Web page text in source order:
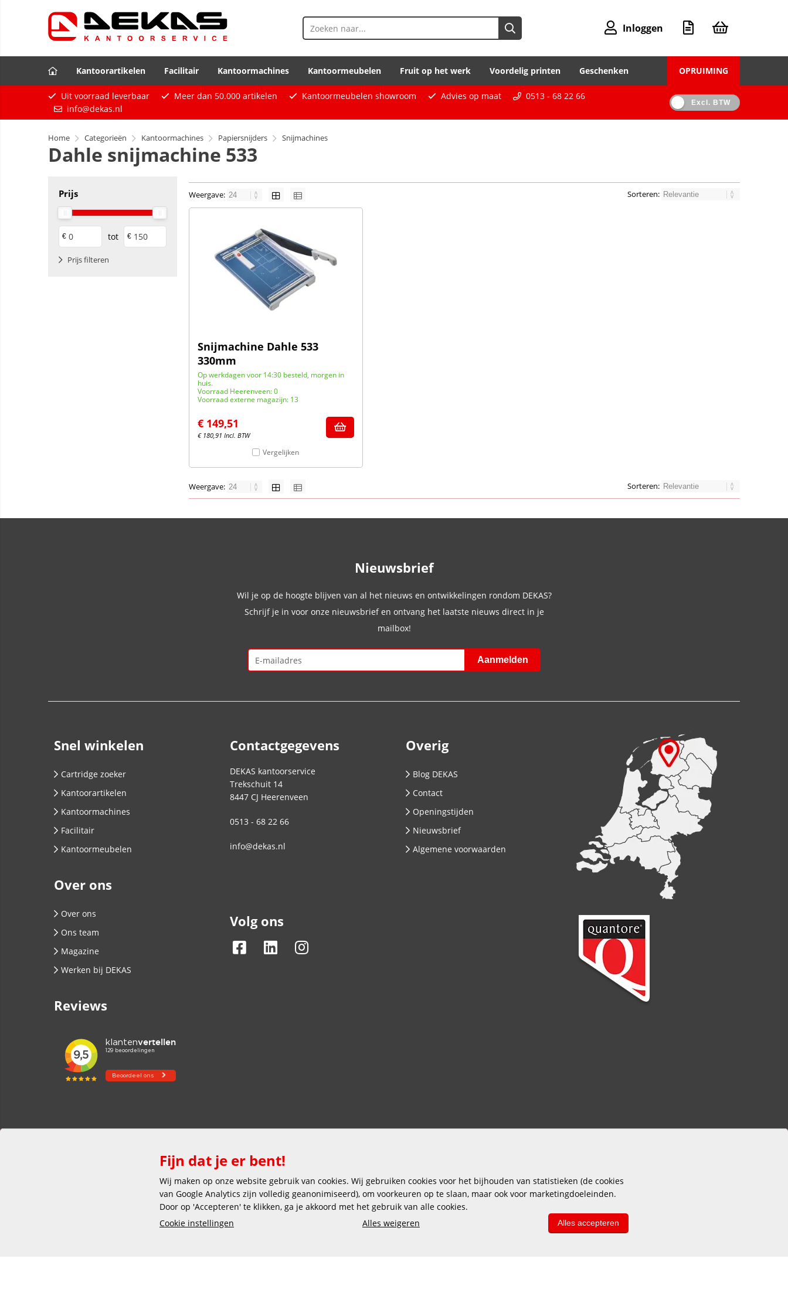
Inloggen
Kantoorartikelen Facilitair Kantoormachines Kantoormeubelen Fruit op het werk Voordelig printen Geschenken OPRUIMING
Uit voorraad leverbaar Meer dan 50.000 artikelen Kantoormeubelen showroom Advies op maat
0513 - 68 22 66
info@dekas.nl
Excl. BTW
Home Categorieën Kantoormachines Papiersnijders Snijmachines
Dahle snijmachine 533
Prijs
€ tot €
Prijs filteren
Weergave: Sorteren:
Snijmachine Dahle 533
330mm
Op werkdagen voor 14:30 besteld, morgen in
huis.
Voorraad Heerenveen: 0
Voorraad externe magazijn: 13
€ 149,51
€ 180,91 Incl. BTW
Vergelijken
Weergave: Sorteren:
Nieuwsbrief
Wil je op de hoogte blijven van al het nieuws en ontwikkelingen rondom DEKAS?
Schrijf je in voor onze nieuwsbrief en ontvang het laatste nieuws direct in je
mailbox!
Snel winkelen
Cartridge zoeker
Kantoorartikelen
Kantoormachines
Facilitair
Kantoormeubelen
Over ons
Over ons
Ons team
Magazine
Werken bij DEKAS
Reviews
Contactgegevens
DEKAS kantoorservice
Trekschuit 14
8447 CJ Heerenveen
0513 - 68 22 66
info@dekas.nl
Volg ons
Overig
Blog DEKAS
Contact
Openingstijden
Nieuwsbrief
Algemene voorwaarden
Veilig en gemakkelijk betalen
Fijn dat je er bent!
Wij maken op onze website gebruik van cookies. Wij gebruiken cookies voor het bijhouden van statistieken (de cookies
van Google Analytics zijn volledig geanonimiseerd), om voorkeuren op te slaan, maar ook voor marketingdoeleinden.
Door op 'Accepteren' te klikken, ga je akkoord met het gebruik van alle cookies.
Cookie instellingen
Alles weigeren Alles accepteren